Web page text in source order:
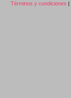
Términos y condiciones |